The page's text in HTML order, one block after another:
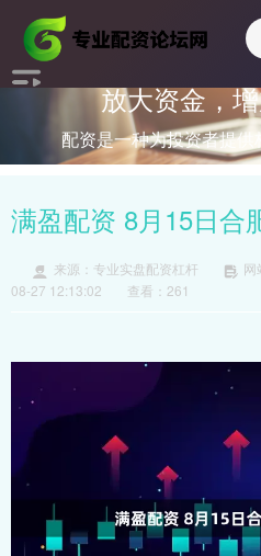
放大资金，
配资是一种为投资者提
满盈配资 8月15日合
来源：专业实盘配资杠杆 网
08-27 12:13:02
查看：261